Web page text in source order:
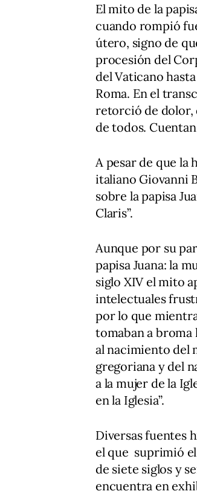
El mito de la
cuando rompió
útero, signo de
procesión del
del Vaticano
Roma. En el
retorció de dolor,
de todos.
A pesar de que la
italiano Giovanni
sobre la papisa
Claris”.
Aunque por su
papisa Juana: la
siglo XIV el mito
intelectuales
por lo que
tomaban a broma
al nacimiento del
gregoriana y del
a la mujer de la
en la Iglesia”.
Diversas fuentes
el que suprimió el
de siete siglos y
encuentra en